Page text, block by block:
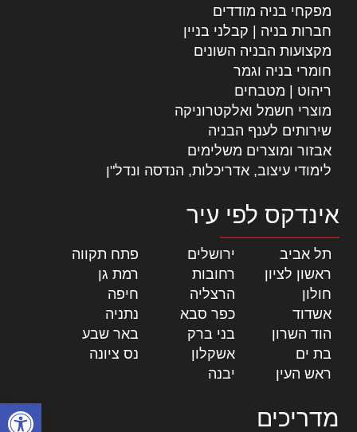
פתח
מפקחי בניה מודדים
חברות בניה | קבלני בניין
מקצועות הבניה השונים
חומרי בניה וגמר
ריהוט | מטבחים
מוצרי חשמל ואלקטרוניקה
שירותים לענף הבניה
אבזור ומוצרים משלימים
לימודי עיצוב, אדריכלות, הנדסה ונדל"ן
אינדקס לפי עיר
תל אביב ירושלים פתח תקווה
ראשון לציון
רחובות רמת גן
חולון
הרצליה חיפה
אשדוד
כפר סבא נתניה
הוד השרון
בני ברק באר שבע
בת ים
אשקלון נס ציונה
ראש העין
יבנה
מדריכים